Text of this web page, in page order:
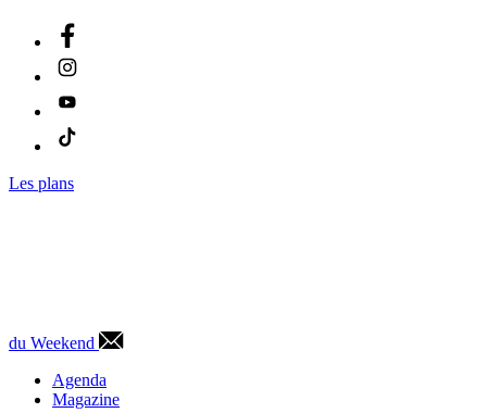
Les plans
du Weekend
Agenda
Magazine